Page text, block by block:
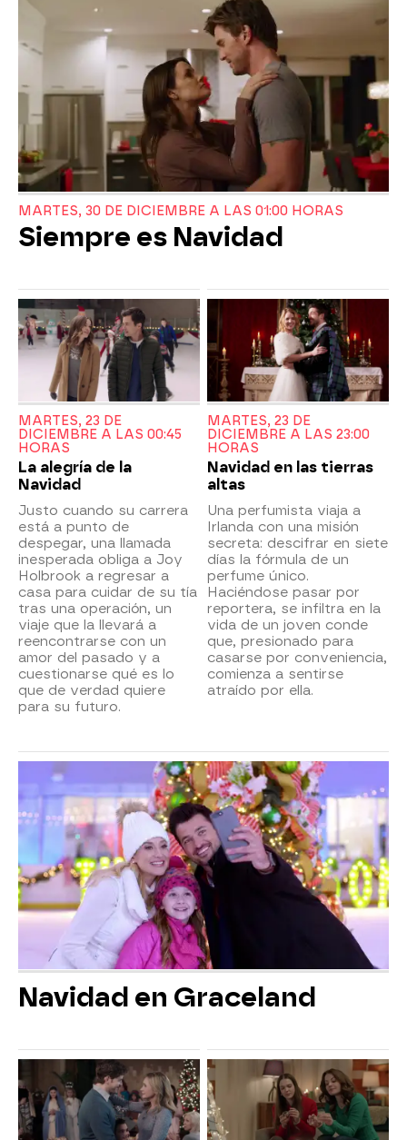
MARTES, 30 DE DICIEMBRE A LAS 01:00 HORAS
Siempre es Navidad
MARTES, 23 DE
DICIEMBRE A LAS 00:45
HORAS
La alegría de la
Navidad
Justo cuando su carrera
está a punto de
despegar, una llamada
inesperada obliga a Joy
Holbrook a regresar a
casa para cuidar de su tía
tras una operación, un
viaje que la llevará a
reencontrarse con un
amor del pasado y a
cuestionarse qué es lo
que de verdad quiere
para su futuro.
MARTES, 23 DE
DICIEMBRE A LAS 23:00
HORAS
Navidad en las tierras
altas
Una perfumista viaja a
Irlanda con una misión
secreta: descifrar en siete
días la fórmula de un
perfume único.
Haciéndose pasar por
reportera, se infiltra en la
vida de un joven conde
que, presionado para
casarse por conveniencia,
comienza a sentirse
atraído por ella.
Navidad en Graceland